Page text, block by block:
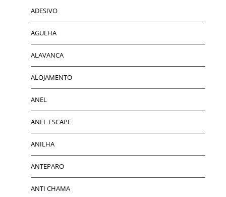
ADESIVO
AGULHA
ALAVANCA
ALOJAMENTO
ANEL
ANEL ESCAPE
ANILHA
ANTEPARO
ANTI CHAMA